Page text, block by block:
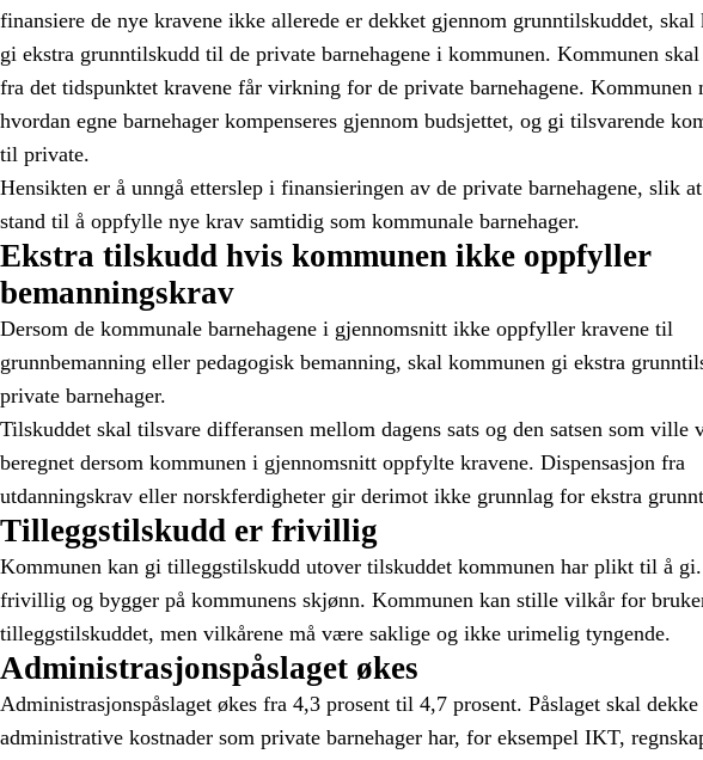
finansiere de nye kravene ikke allerede er dekket gjennom grunntilskuddet, skal
gi ekstra grunntilskudd til de private barnehagene i kommunen. Kommunen
fra det tidspunktet kravene får virkning for de private barnehagene. Kommunen
hvordan egne barnehager kompenseres gjennom budsjettet, og gi tilsvarende
til private.
Hensikten er å unngå etterslep i finansieringen av de private barnehagene, slik
stand til å oppfylle nye krav samtidig som kommunale barnehager.
Ekstra tilskudd hvis kommunen ikke oppfyller
bemanningskrav
Dersom de kommunale barnehagene i gjennomsnitt ikke oppfyller kravene til
grunnbemanning eller pedagogisk bemanning, skal kommunen gi ekstra
private barnehager.
Tilskuddet skal tilsvare differansen mellom dagens sats og den satsen som ville
beregnet dersom kommunen i gjennomsnitt oppfylte kravene. Dispensasjon fra
utdanningskrav eller norskferdigheter gir derimot ikke grunnlag for ekstra
Tilleggstilskudd er frivillig
Kommunen kan gi tilleggstilskudd utover tilskuddet kommunen har plikt til å
frivillig og bygger på kommunens skjønn. Kommunen kan stille vilkår for
tilleggstilskuddet, men vilkårene må være saklige og ikke urimelig tyngende.
Administrasjonspåslaget økes
Administrasjonspåslaget økes fra 4,3 prosent til 4,7 prosent. Påslaget skal dekke
administrative kostnader som private barnehager har, for eksempel IKT,